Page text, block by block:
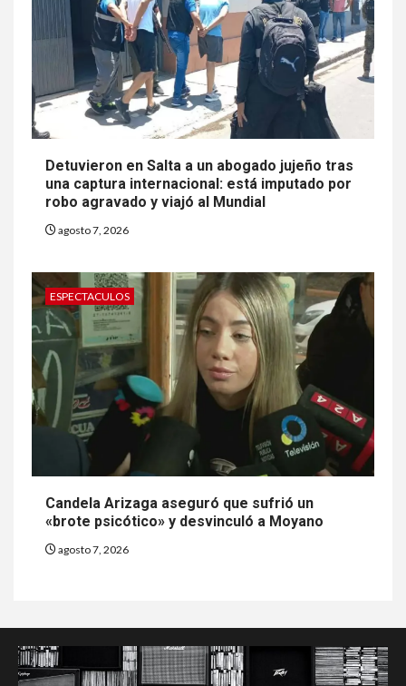
Detuvieron en Salta a un abogado jujeño tras
una captura internacional: está imputado por
robo agravado y viajó al Mundial
agosto 7, 2026
ESPECTACULOS
Candela Arizaga aseguró que sufrió un
«brote psicótico» y desvinculó a Moyano
agosto 7, 2026